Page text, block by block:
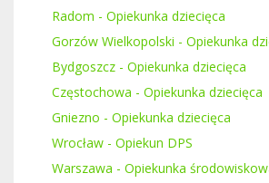
Radom - Opiekunka dziecięca
Gorzów Wielkopolski - Opiekunka
Bydgoszcz - Opiekunka dziecięca
Częstochowa - Opiekunka dziecięca
Gniezno - Opiekunka dziecięca
Wrocław - Opiekun DPS
Warszawa - Opiekunka